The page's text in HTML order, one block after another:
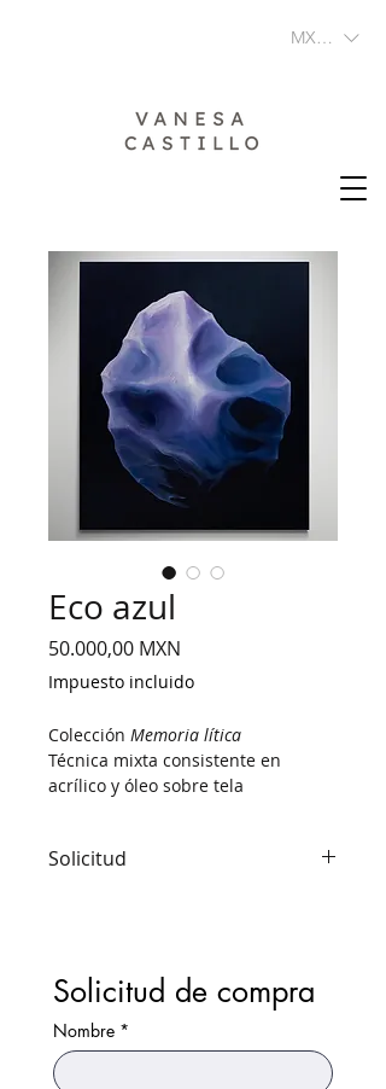
MXN ($)
Eco azul
50.000,00 MXN
Impuesto incluido
Colección Memoria lítica
Técnica mixta consistente en
acrílico y óleo sobre tela
Solicitud
nos pondremos en contacto contigo
para dar seguimiento a tu compra.
Emitimos factura del SAT (CFDI)
Solicitud de compra
Nombre *